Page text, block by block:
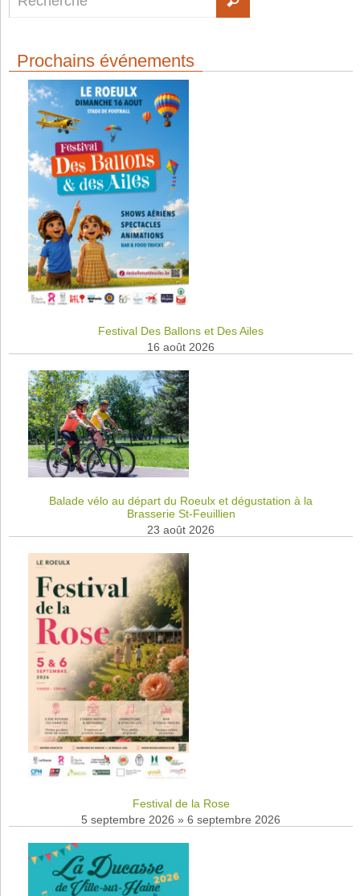
Prochains événements
Festival Des Ballons et Des Ailes
16 août 2026
Balade vélo au départ du Roeulx et dégustation à la
Brasserie St-Feuillien
23 août 2026
Festival de la Rose
5 septembre 2026 » 6 septembre 2026